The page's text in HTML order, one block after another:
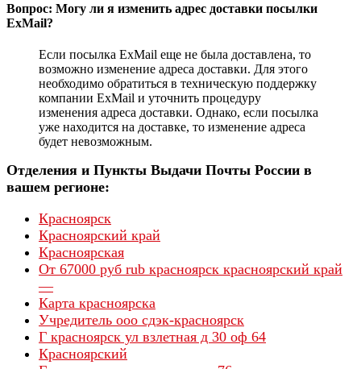
Вопрос: Могу ли я изменить адрес доставки посылки
ExMail?
Если посылка ExMail еще не была доставлена, то
возможно изменение адреса доставки. Для этого
необходимо обратиться в техническую поддержку
компании ExMail и уточнить процедуру
изменения адреса доставки. Однако, если посылка
уже находится на доставке, то изменение адреса
будет невозможным.
Отделения и Пункты Выдачи Почты России в
вашем регионе:
Красноярск
Красноярский край
Красноярская
От 67000 руб rub красноярск красноярский край
—
Карта красноярска
Учредитель ооо сдэк-красноярск
Г красноярск ул взлетная д 30 оф 64
Красноярский